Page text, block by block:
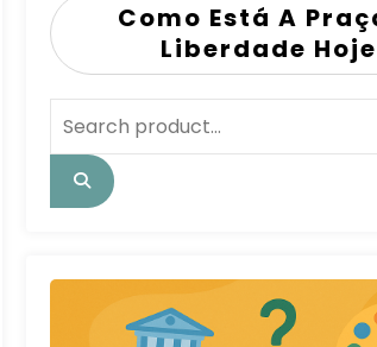
Como Está A
Liberdade